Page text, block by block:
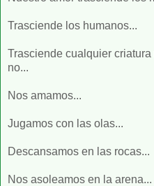
Trasciende los humanos...
Trasciende cualquier
no...
Nos amamos...
Jugamos con las olas...
Descansamos en las rocas...
Nos asoleamos en la